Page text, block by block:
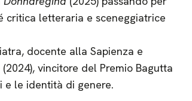
critica letteraria e sceneggiatrice
docente alla Sapienza e
(2024), vincitore del Premio Bagutta
e le identità di genere.